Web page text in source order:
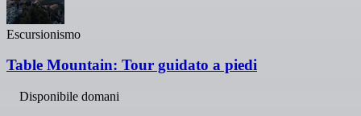
Escursionismo
Table Mountain: Tour guidato a piedi
Disponibile domani